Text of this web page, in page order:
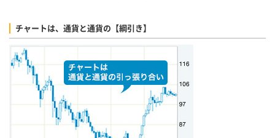
チャートは、通貨と通貨の【綱引き】